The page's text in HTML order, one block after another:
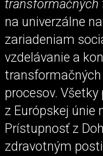
transformačných
na univerzálne
zariadeniam
vzdelávanie a
procesov.
z Európskej únie
Prístupnosť z
zdravotným